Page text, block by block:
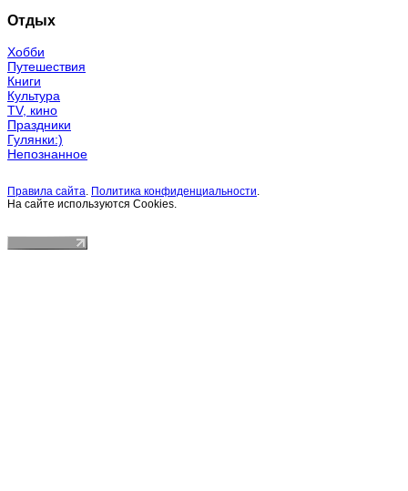
Отдых
Хобби
Путешествия
Книги
Культура
TV, кино
Праздники
Гулянки:)
Непознанное
Правила сайта Политика конфиденциальности
На сайте используются Cookies.